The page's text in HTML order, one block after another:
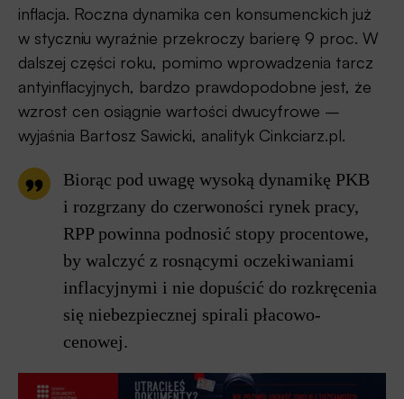
inflacja. Roczna dynamika cen konsumenckich już
w styczniu wyraźnie przekroczy barierę 9 proc. W
dalszej części roku, pomimo wprowadzenia tarcz
antyinflacyjnych, bardzo prawdopodobne jest, że
wzrost cen osiągnie wartości dwucyfrowe –
wyjaśnia Bartosz Sawicki, analityk Cinkciarz.pl.
Biorąc pod uwagę wysoką dynamikę PKB
i rozgrzany do czerwoności rynek pracy,
RPP powinna podnosić stopy procentowe,
by walczyć z rosnącymi oczekiwaniami
inflacyjnymi i nie dopuścić do rozkręcenia
się niebezpiecznej spirali płacowo-
cenowej.